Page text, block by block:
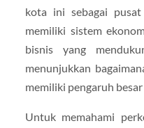
kota ini sebagai
memiliki sistem
bisnis yang
menunjukkan
memiliki pengaruh
Untuk memahami